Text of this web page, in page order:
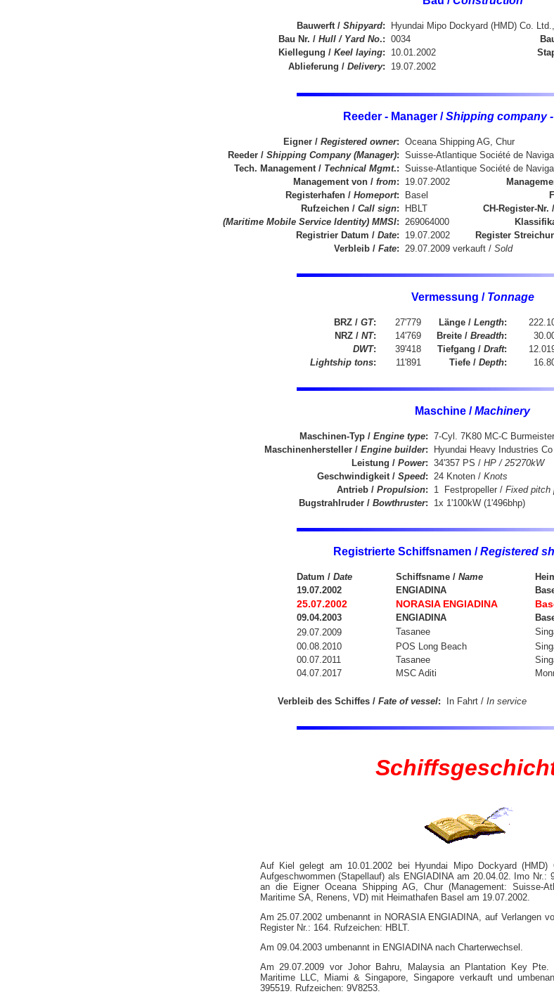
Bauwerft / Shipyard:
Hyundai Mipo Dockyard (HMD) Co.
Bau Nr. / Hull / Yard No.: 0034
Kiellegung / Keel laying: 10.01.2002
Ablieferung / Delivery: 19.07.2002
Reeder - Manager /Shipping company
Eigner / Registered owner: Oceana Shipping AG, Chur
Reeder / Shipping Company (Manager): Suisse-Atlantique Société de
Tech. Management / Technical Mgmt.: Suisse-Atlantique Société de
Management von /from: 19.07.2002
Registerhafen /Homeport: Basel
Rufzeichen / Call sign: HBLT CH-Register-Nr. /
(Maritime Mobile Service Identity) MMSI: 269064000
Registrier Datum /Date: 19.07.2002 Register
Verbleib / Fate: 29.07.2009 verkauft / Sold
Vermessung / Tonnage
BRZ / GT: 27'779 Länge /Length:
NRZ /NT: 14'769 Breite / Breadth:
DWT: 39'418 Tiefgang /Draft:
Lightship tons: 11'891 Tiefe / Depth:
Maschine /Machinery
Maschinen-Typ / Engine type: 7-Cyl. 7K80 MC-C
Maschinenhersteller / Engine builder:
Hyundai Heavy Industries
Leistung /Power: 34'357 PS / HP / 25'270kW
Geschwindigkeit /Speed: 24 Knoten / Knots
Antrieb /Propulsion: 1 Festpropeller / Fixed pitch
Bugstrahlruder / Bowthruster: 1x 1'100kW (1'496bhp)
Registrierte Schiffsnamen /Registered
Datum / Date Schiffsname / Name
19.07.2002
ENGIADINA
25.07.2002 NORASIA ENGIADINA
09.04.2003 ENGIADINA
29.07.2009
Tasanee
00.08.2010
POS Long Beach
00.07.2011
Tasanee
04.07.2017
MSC Aditi
Verbleib des Schiffes / Fate of vessel: In Fahrt / In service
Auf Kiel gelegt am 10.01.2002 bei Hyundai Mipo Dockyard (HMD)
Aufgeschwommen (Stapellauf) als ENGIADINA am 20.04.02. Imo Nr.:
an die Eigner Oceana Shipping AG, Chur (Management: Suisse-
Maritime SA, Renens, VD) mit Heimathafen Basel am 19.07.2002.
Am 25.07.2002 umbenannt in NORASIA ENGIADINA, auf Verlangen
Register Nr.: 164. Rufzeichen: HBLT.
Am 09.04.2003 umbenannt in ENGIADINA nach Charterwechsel.
Am 29.07.2009 vor Johor Bahru, Malaysia an Plantation Key Pte.
Maritime LLC, Miami & Singapore, Singapore verkauft und
395519. Rufzeichen: 9V8253.